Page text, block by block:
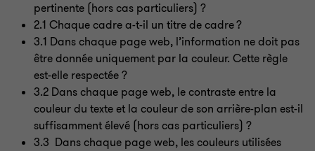
pertinente (hors cas particuliers) ?
2.1 Chaque cadre a-t-il un titre de cadre ?
3.1 Dans chaque page web, l’information ne doit pas
être donnée uniquement par la couleur. Cette règle
est-elle respectée?
3.2 Dans chaque page web, le contraste entre la
couleur du texte et la couleur de son arrière-plan est-il
suffisamment élevé (hors cas particuliers) ?
3.3 Dans chaque page web, les couleurs utilisées